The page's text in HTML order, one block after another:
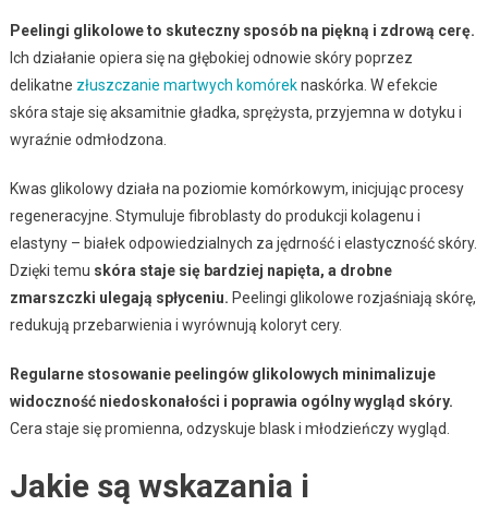
Peelingi glikolowe to skuteczny sposób na piękną i zdrową cerę.
Ich działanie opiera się na głębokiej odnowie skóry poprzez
delikatne złuszczanie martwych komóreknaskórka. W efekcie
skóra staje się aksamitnie gładka, sprężysta, przyjemna w dotyku i
wyraźnie odmłodzona.
Kwas glikolowy działa na poziomie komórkowym, inicjując procesy
regeneracyjne. Stymuluje fibroblasty do produkcji kolagenu i
elastyny – białek odpowiedzialnych za jędrność i elastyczność skóry.
Dzięki temu skóra staje się bardziej napięta, a drobne
zmarszczki ulegają spłyceniu. Peelingi glikolowe rozjaśniają skórę,
redukują przebarwienia i wyrównują koloryt cery.
Regularne stosowanie peelingów glikolowych minimalizuje
widoczność niedoskonałości i poprawia ogólny wygląd skóry.
Cera staje się promienna, odzyskuje blask i młodzieńczy wygląd.
Jakie są wskazania i